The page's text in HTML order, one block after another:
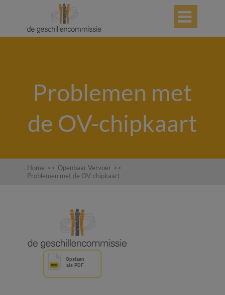

Problemen met
de OV-chipkaart
Home >> Openbaar Vervoer >>
Problemen met de OV-chipkaart